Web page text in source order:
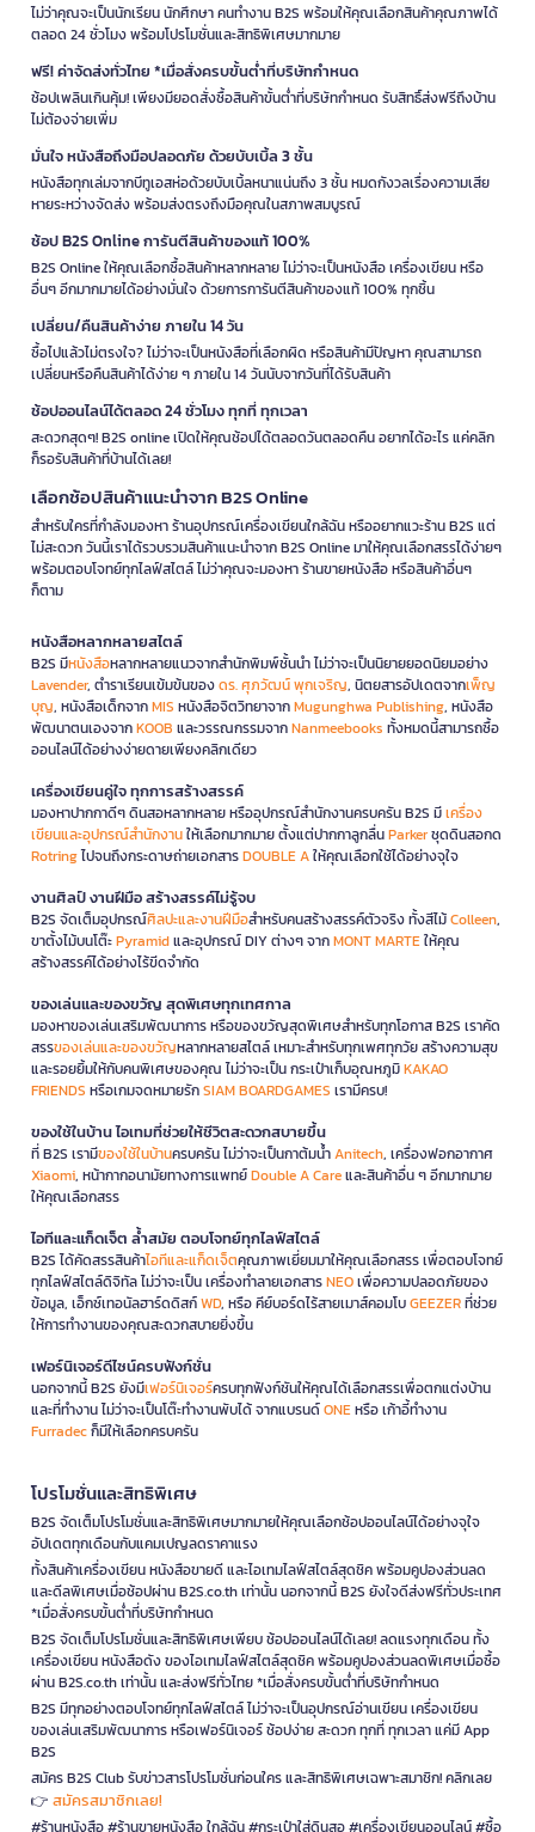
ไม่ว่าคุณจะเป็นนักเรียน นักศึกษา คนทำงาน B2S พร้อมให้คุณเลือกสินค้าคุณภาพได้
ตลอด 24 ชั่วโมง พร้อมโปรโมชั่นและสิทธิพิเศษมากมาย
ฟรี! ค่าจัดส่งทั่วไทย *เมื่อสั่งครบขั้นต่ำที่บริษัทกำหนด
ช้อปเพลินเกินคุ้ม! เพียงมียอดสั่งซื้อสินค้าขั้นต่ำที่บริษัทกำหนด รับสิทธิ์ส่งฟรีถึงบ้าน
ไม่ต้องจ่ายเพิ่ม
มั่นใจ หนังสือถึงมือปลอดภัย ด้วยบับเบิ้ล 3 ชั้น
หนังสือทุกเล่มจากบีทูเอสห่อด้วยบับเบิ้ลหนาแน่นถึง 3 ชั้น หมดกังวลเรื่องความเสีย
หายระหว่างจัดส่ง พร้อมส่งตรงถึงมือคุณในสภาพสมบูรณ์
ช้อป B2S Online การันตีสินค้าของแท้ 100%
B2S Online ให้คุณเลือกซื้อสินค้าหลากหลาย ไม่ว่าจะเป็นหนังสือ เครื่องเขียน หรือ
อื่นๆ อีกมากมายได้อย่างมั่นใจ ด้วยการการันตีสินค้าของแท้ 100% ทุกชิ้น
เปลี่ยน/คืนสินค้าง่าย ภายใน 14 วัน
ซื้อไปแล้วไม่ตรงใจ? ไม่ว่าจะเป็นหนังสือที่เลือกผิด หรือสินค้ามีปัญหา คุณสามารถ
เปลี่ยนหรือคืนสินค้าได้ง่าย ๆ ภายใน 14 วันนับจากวันที่ได้รับสินค้า
ช้อปออนไลน์ได้ตลอด 24 ชั่วโมง ทุกที่ ทุกเวลา
สะดวกสุดๆ! B2S online เปิดให้คุณช้อปได้ตลอดวันตลอดคืน อยากได้อะไร แค่คลิก
ก็รอรับสินค้าที่บ้านได้เลย!
เลือกช้อปสินค้าแนะนำจาก B2S Online
สำหรับใครที่กำลังมองหา ร้านอุปกรณ์เครื่องเขียนใกล้ฉัน หรืออยากแวะร้าน B2S แต่
ไม่สะดวก วันนี้เราได้รวบรวมสินค้าแนะนำจาก B2S Online มาให้คุณเลือกสรรได้ง่ายๆ
พร้อมตอบโจทย์ทุกไลฟ์สไตล์ ไม่ว่าคุณจะมองหา ร้านขายหนังสือ หรือสินค้าอื่นๆ
ก็ตาม
หนังสือหลากหลายสไตล์
B2S มีหนังสือหลากหลายแนวจากสำนักพิมพ์ชั้นนำ ไม่ว่าจะเป็นนิยายยอดนิยมอย่าง
Lavender, ตำราเรียนเข้มข้นของดร. ศุภวัฒน์ พุกเจริญ, นิตยสารอัปเดตจากเพ็ญ
บุญ, หนังสือเด็กจากMIS หนังสือจิตวิทยาจากMugunghwa Publishing, หนังสือ
พัฒนาตนเองจากKOOB และวรรณกรรมจากNanmeebooks ทั้งหมดนี้สามารถซื้อ
ออนไลน์ได้อย่างง่ายดายเพียงคลิกเดียว
เครื่องเขียนคู่ใจ ทุกการสร้างสรรค์
มองหาปากกาดีๆ ดินสอหลากหลาย หรืออุปกรณ์สำนักงานครบครัน B2S มีเครื่อง
เขียนและอุปกรณ์สำนักงานให้เลือกมากมาย ตั้งแต่ปากกาลูกลื่นParkerชุดดินสอกด
Rotringไปจนถึงกระดาษถ่ายเอกสารDOUBLE Aให้คุณเลือกใช้ได้อย่างจุใจ
งานศิลป์ งานฝีมือ สร้างสรรค์ไม่รู้จบ
B2S จัดเต็มอุปกรณ์ศิลปะและงานฝีมือสำหรับคนสร้างสรรค์ตัวจริง ทั้งสีไม้Colleen,
ขาตั้งไม้บนโต๊ะPyramidและอุปกรณ์ DIY ต่างๆ จากMONT MARTEให้คุณ
สร้างสรรค์ได้อย่างไร้ขีดจำกัด
ของเล่นและของขวัญ สุดพิเศษทุกเทศกาล
มองหาของเล่นเสริมพัฒนาการ หรือของขวัญสุดพิเศษสำหรับทุกโอกาส B2S เราคัด
สรรของเล่นและของขวัญหลากหลายสไตล์ เหมาะสำหรับทุกเพศทุกวัย สร้างความสุข
และรอยยิ้มให้กับคนพิเศษของคุณ ไม่ว่าจะเป็น กระเป๋าเก็บอุณหภูมิKAKAO
FRIENDS หรือเกมจดหมายรักSIAM BOARDGAMES เรามีครบ!
ของใช้ในบ้าน ไอเทมที่ช่วยให้ชีวิตสะดวกสบายขึ้น
ที่ B2S เรามีของใช้ในบ้านครบครัน ไม่ว่าจะเป็นกาต้มน้ำAnitech, เครื่องฟอกอากาศ
Xiaomi, หน้ากากอนามัยทางการแพทย์Double A Careและสินค้าอื่น ๆ อีกมากมาย
ให้คุณเลือกสรร
ไอทีและแก็ดเจ็ต ล้ำสมัย ตอบโจทย์ทุกไลฟ์สไตล์
B2S ได้คัดสรรสินค้าไอทีและแก็ดเจ็ตคุณภาพเยี่ยมมาให้คุณเลือกสรร เพื่อตอบโจทย์
ทุกไลฟ์สไตล์ดิจิทัล ไม่ว่าจะเป็น เครื่องทำลายเอกสารNEOเพื่อความปลอดภัยของ
ข้อมูล, เอ็กซ์เทอนัลฮาร์ดดิสก์WD, หรือ คีย์บอร์ดไร้สายเมาส์คอมโบGEEZERที่ช่วย
ให้การทำงานของคุณสะดวกสบายยิ่งขึ้น
เฟอร์นิเจอร์ดีไซน์ครบฟังก์ชั่น
นอกจากนี้ B2S ยังมีเฟอร์นิเจอร์ครบทุกฟังก์ชันให้คุณได้เลือกสรรเพื่อตกแต่งบ้าน
และที่ทำงาน ไม่ว่าจะเป็นโต๊ะทำงานพับได้ จากแบรนด์ONEหรือ เก้าอี้ทำงาน
Furradecก็มีให้เลือกครบครัน
โปรโมชั่นและสิทธิพิเศษ
B2S จัดเต็มโปรโมชั่นและสิทธิพิเศษมากมายให้คุณเลือกช้อปออนไลน์ได้อย่างจุใจ
อัปเดตทุกเดือนกับแคมเปญลดราคาแรง
ทั้งสินค้าเครื่องเขียน หนังสือขายดี และไอเทมไลฟ์สไตล์สุดชิค พร้อมคูปองส่วนลด
และดีลพิเศษเมื่อช้อปผ่าน B2S.co.th เท่านั้น นอกจากนี้ B2S ยังใจดีส่งฟรีทั่วประเทศ
*เมื่อสั่งครบขั้นต่ำที่บริษัทกำหนด
B2S จัดเต็มโปรโมชั่นและสิทธิพิเศษเพียบ ช้อปออนไลน์ได้เลย! ลดแรงทุกเดือน ทั้ง
เครื่องเขียน หนังสือดัง ของไอเทมไลฟ์สไตล์สุดชิค พร้อมคูปองส่วนลดพิเศษเมื่อซื้อ
ผ่าน B2S.co.th เท่านั้น และส่งฟรีทั่วไทย *เมื่อสั่งครบขั้นต่ำที่บริษัทกำหนด
B2S มีทุกอย่างตอบโจทย์ทุกไลฟ์สไตล์ ไม่ว่าจะเป็นอุปกรณ์อ่านเขียน เครื่องเขียน
ของเล่นเสริมพัฒนาการ หรือเฟอร์นิเจอร์ ช้อปง่าย สะดวก ทุกที่ ทุกเวลา แค่มี App
B2S
สมัคร B2S Club รับข่าวสารโปรโมชั่นก่อนใคร และสิทธิพิเศษเฉพาะสมาชิก! คลิกเลย
👉 สมัครสมาชิกเลย!
#ร้านหนังสือ #ร้านขายหนังสือ ใกล้ฉัน #กระเป๋าใส่ดินสอ #เครื่องเขียนออนไลน์ #ซื้อ